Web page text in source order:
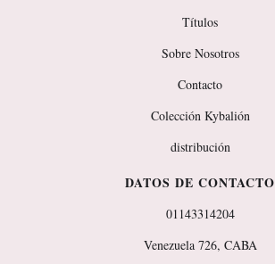
Títulos
Sobre Nosotros
Contacto
Colección Kybalión
distribución
DATOS DE CONTACTO
01143314204
Venezuela 726, CABA